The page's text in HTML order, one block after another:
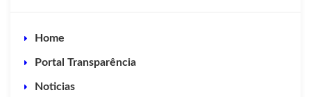
Home
Portal Transparência
Noticias